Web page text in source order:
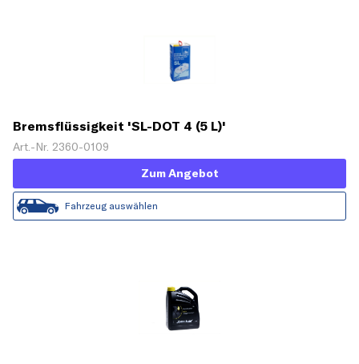
Bremsflüssigkeit 'SL-DOT 4 (5 L)'
Art.-Nr. 2360-0109
Zum Angebot
Fahrzeug auswählen